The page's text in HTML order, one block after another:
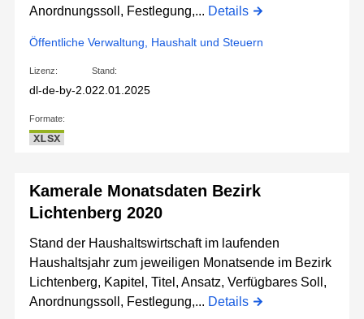
Anordnungssoll, Festlegung,... Details
Öffentliche Verwaltung, Haushalt und Steuern
Lizenz:
dl-de-by-2.0
Stand:
22.01.2025
Formate:
XLSX
Kamerale Monatsdaten Bezirk
Lichtenberg 2020
Stand der Haushaltswirtschaft im laufenden
Haushaltsjahr zum jeweiligen Monatsende im Bezirk
Lichtenberg, Kapitel, Titel, Ansatz, Verfügbares Soll,
Anordnungssoll, Festlegung,... Details